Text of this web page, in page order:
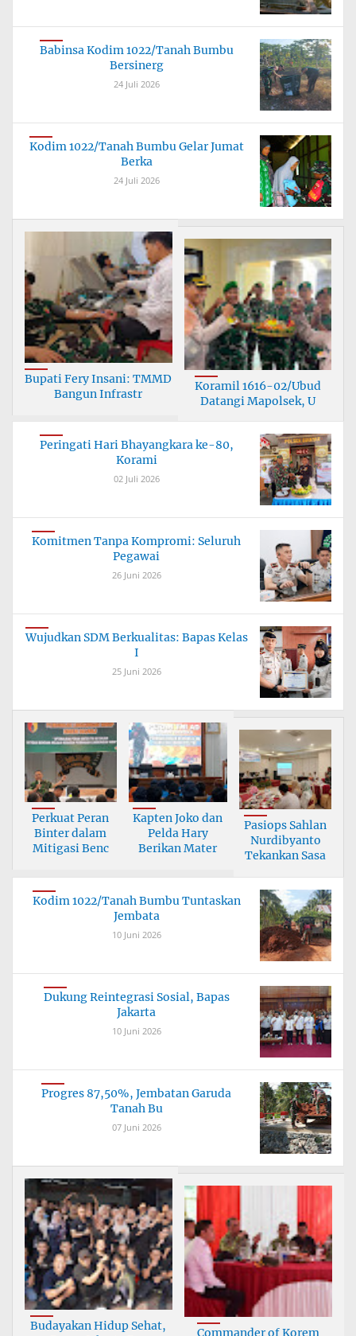
Babinsa Kodim 1022/Tanah Bumbu
Bersinerg
24 Juli 2026
Kodim 1022/Tanah Bumbu Gelar Jumat
Berka
24 Juli 2026
Bupati Fery Insani: TMMD
Bangun Infrastr
Koramil 1616-02/Ubud
Datangi Mapolsek, U
Peringati Hari Bhayangkara ke-80,
Korami
02 Juli 2026
Komitmen Tanpa Kompromi: Seluruh
Pegawai
26 Juni 2026
Wujudkan SDM Berkualitas: Bapas Kelas
I
25 Juni 2026
Perkuat Peran
Binter dalam
Mitigasi Benc
Kapten Joko dan
Pelda Hary
Berikan Mater
Pasiops Sahlan
Nurdibyanto
Tekankan Sasa
Kodim 1022/Tanah Bumbu Tuntaskan
Jembata
10 Juni 2026
Dukung Reintegrasi Sosial, Bapas
Jakarta
10 Juni 2026
Progres 87,50%, Jembatan Garuda
Tanah Bu
07 Juni 2026
Budayakan Hidup Sehat,
Commander of Korem